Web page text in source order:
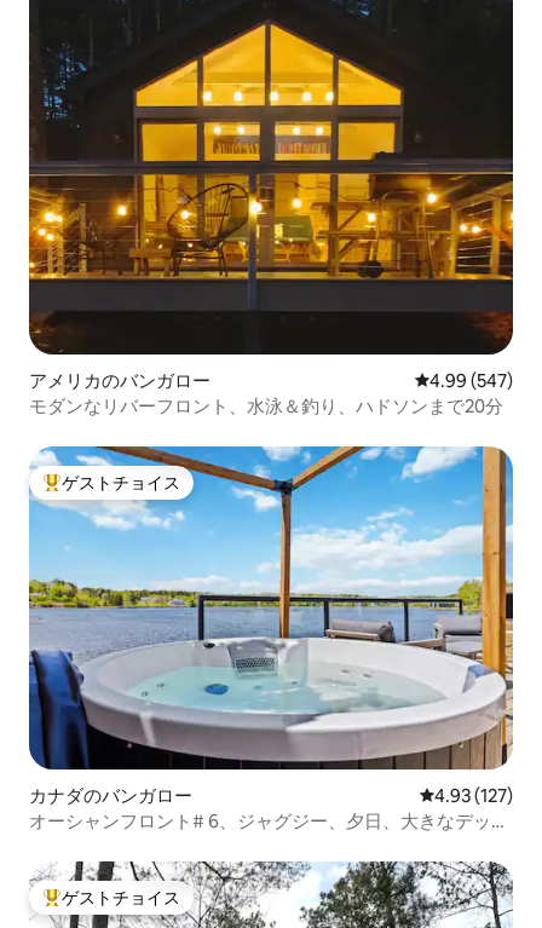
アメリカのバンガロー レビュー547
4.99 (547)
モダンなリバーフロント、水泳＆釣り、ハドソンまで20分
大好評のゲストチョイスです。
ゲストチョイス
カナダのバンガロー レビュー127
4.93 (127)
オーシャンフロント# 6、ジャグジー、夕日、大きなデッ
大好評のゲストチョイスです。
ゲストチョイス